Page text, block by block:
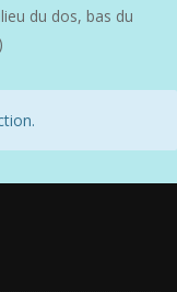
du dos, bas du